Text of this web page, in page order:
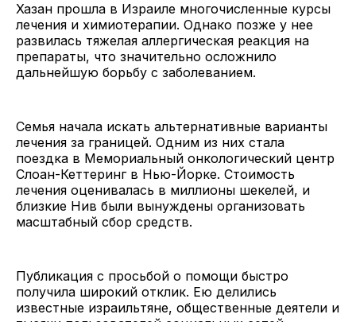
Хазан прошла в Израиле многочисленные курсы
лечения и химиотерапии. Однако позже у нее
развилась тяжелая аллергическая реакция на
препараты, что значительно осложнило
дальнейшую борьбу с заболеванием.
Семья начала искать альтернативные варианты
лечения за границей. Одним из них стала
поездка в Мемориальный онкологический центр
Слоан-Кеттеринг в Нью-Йорке. Стоимость
лечения оценивалась в миллионы шекелей, и
близкие Нив были вынуждены организовать
масштабный сбор средств.
Публикация с просьбой о помощи быстро
получила широкий отклик. Ею делились
известные израильтяне, общественные деятели и